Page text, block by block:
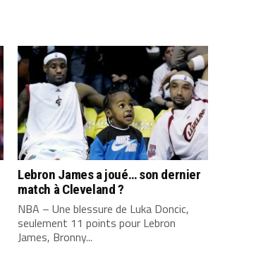
Lebron James a joué… son dernier
match à Cleveland ?
NBA – Une blessure de Luka Doncic,
seulement 11 points pour Lebron
James, Bronny...